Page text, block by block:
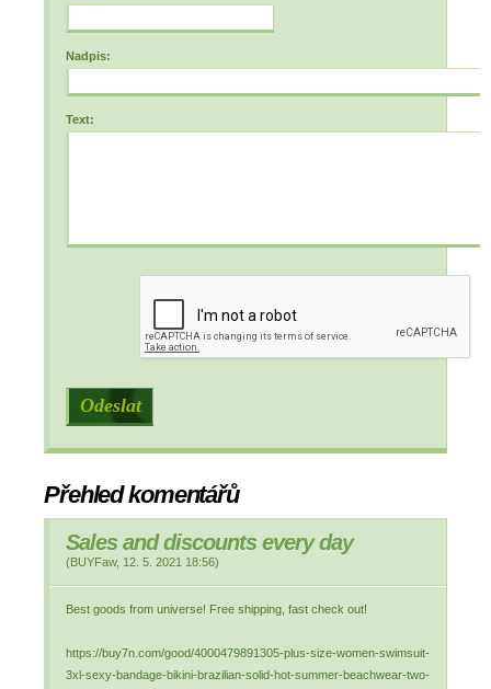
Nadpis:
Text:
Přehled komentářů
Sales and discounts every day
(BUYFaw, 12. 5. 2021 18:56)
Best goods from universe! Free shipping, fast check out!
https://buy7n.com/good/4000479891305-plus-size-women-swimsuit-
3xl-sexy-bandage-bikini-brazilian-solid-hot-summer-beachwear-two-